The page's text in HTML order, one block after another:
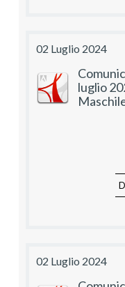
02 Luglio 2024
luglio
02 Luglio 2024